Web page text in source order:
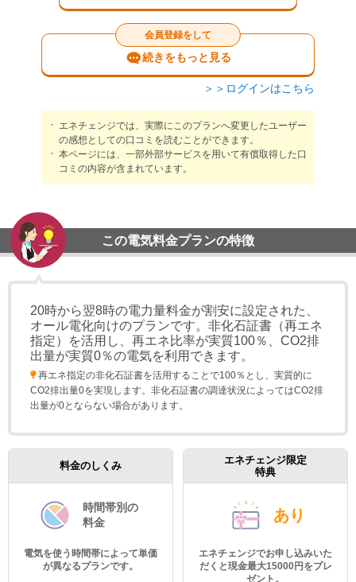
会員登録をして
続きをもっと見る
＞＞ログインはこちら
エネチェンジでは、実際にこのプランへ変更したユーザー
の感想としての口コミを読むことができます。
本ページには、一部外部サービスを用いて有償取得した口
コミの内容が含まれています。
この電気料金プランの特徴
20時から翌8時の電力量料金が割安に設定された、
オール電化向けのプランです。非化石証書（再エネ
指定）を活用し、再エネ比率が実質100％、CO2排
出量が実質0％の電気を利用できます。
再エネ指定の非化石証書を活用することで100％とし、実質的に
CO2排出量0を実現します。非化石証書の調達状況によってはCO2排
出量が0とならない場合があります。
料金のしくみ
時間帯別の
料金
電気を使う時間帯によって単価
が異なるプランです。
エネチェンジ限定
特典
あり
エネチェンジでお申し込みいた
だくと現金最大15000円をプレ
ゼント。